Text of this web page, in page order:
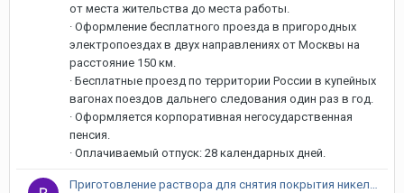
от места жительства до места работы.
· Оформление бесплатного проезда в пригородных
электропоездах в двух направлениях от Москвы на
расстояние 150 км.
· Бесплатные проезд по территории России в купейных
вагонах поездов дальнего следования один раз в год.
· Оформляется корпоративная негосударственная
пенсия.
· Оплачиваемый отпуск: 28 календарных дней.